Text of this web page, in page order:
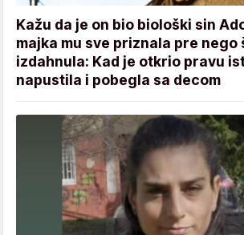
Kažu da je on bio biološki sin
majka mu sve priznala pre nego
izdahnula: Kad je otkrio pravu
napustila i pobegla sa decom